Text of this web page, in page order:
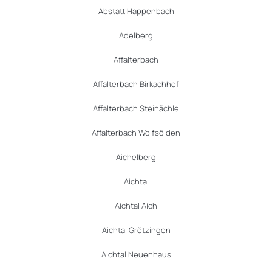
Abstatt Happenbach
Adelberg
Affalterbach
Affalterbach Birkachhof
Affalterbach Steinächle
Affalterbach Wolfsölden
Aichelberg
Aichtal
Aichtal Aich
Aichtal Grötzingen
Aichtal Neuenhaus